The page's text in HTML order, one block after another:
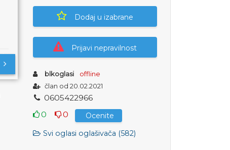
Dodaj u izabrane
Prijavi nepravilnost
blkoglasi
offline
član od 20.02.2021
0605422966
0
0
Ocenite
Svi oglasi oglašivača (582)